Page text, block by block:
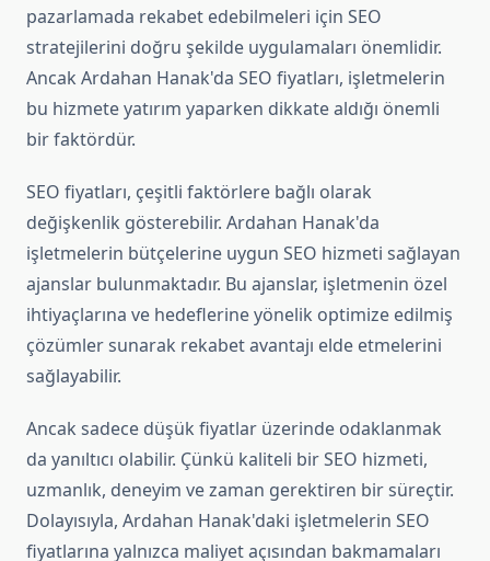
pazarlamada rekabet edebilmeleri için SEO
stratejilerini doğru şekilde uygulamaları önemlidir.
Ancak Ardahan Hanak'da SEO fiyatları, işletmelerin
bu hizmete yatırım yaparken dikkate aldığı önemli
bir faktördür.
SEO fiyatları, çeşitli faktörlere bağlı olarak
değişkenlik gösterebilir. Ardahan Hanak'da
işletmelerin bütçelerine uygun SEO hizmeti sağlayan
ajanslar bulunmaktadır. Bu ajanslar, işletmenin özel
ihtiyaçlarına ve hedeflerine yönelik optimize edilmiş
çözümler sunarak rekabet avantajı elde etmelerini
sağlayabilir.
Ancak sadece düşük fiyatlar üzerinde odaklanmak
da yanıltıcı olabilir. Çünkü kaliteli bir SEO hizmeti,
uzmanlık, deneyim ve zaman gerektiren bir süreçtir.
Dolayısıyla, Ardahan Hanak'daki işletmelerin SEO
fiyatlarına yalnızca maliyet açısından bakmamaları